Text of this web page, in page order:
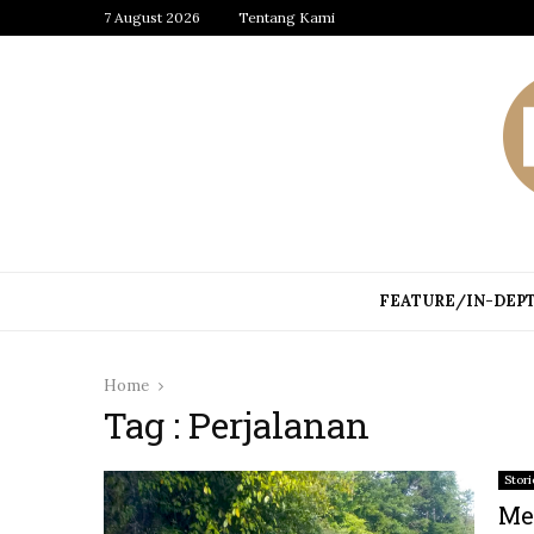
7 August 2026 Tentang Kami
FEATURE/IN-
Home
Tag : Perjalanan